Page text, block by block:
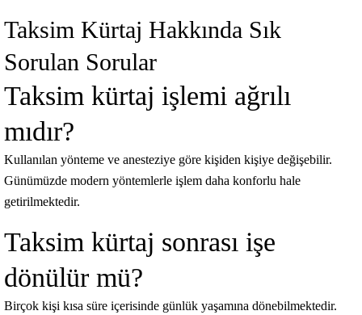
Taksim Kürtaj Hakkında Sık
Sorulan Sorular
Taksim kürtaj işlemi ağrılı
mıdır?
Kullanılan yönteme ve anesteziye göre kişiden kişiye değişebilir.
Günümüzde modern yöntemlerle işlem daha konforlu hale
getirilmektedir.
Taksim kürtaj sonrası işe
dönülür mü?
Birçok kişi kısa süre içerisinde günlük yaşamına dönebilmektedir.